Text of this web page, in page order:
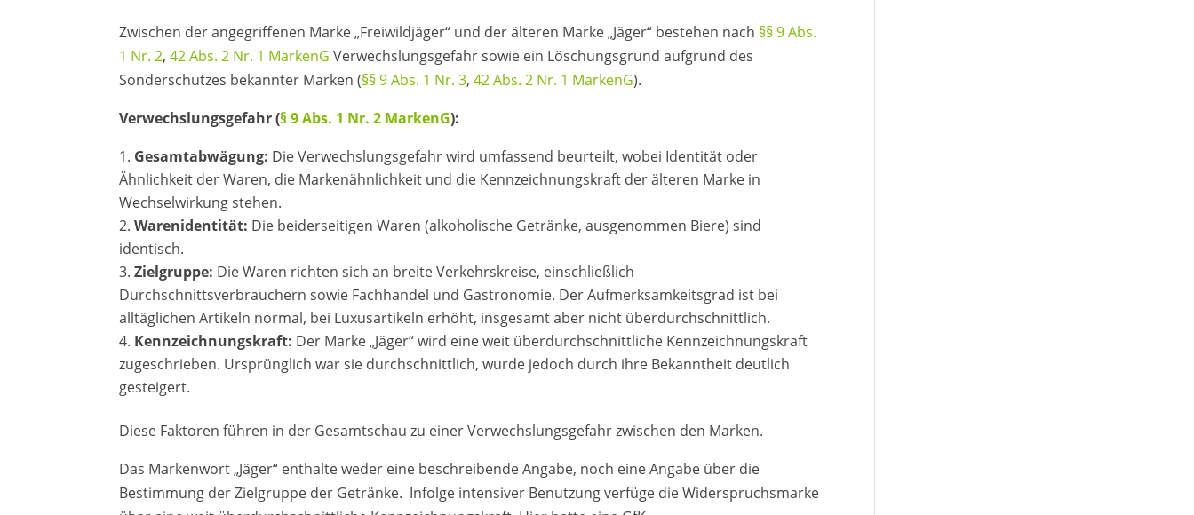
Zwischen der angegriffenen Marke „Freiwildjäger“ und der älteren Marke „Jäger“ bestehen nach §§ 9 Abs.
1 Nr. 2,42 Abs. 2 Nr. 1 MarkenG Verwechslungsgefahr sowie ein Löschungsgrund aufgrund des
Sonderschutzes bekannter Marken (§§ 9 Abs. 1 Nr. 3,42 Abs. 2 Nr. 1 MarkenG).
Verwechslungsgefahr (§ 9 Abs. 1 Nr. 2 MarkenG):
Gesamtabwägung: Die Verwechslungsgefahr wird umfassend beurteilt, wobei Identität oder
Ähnlichkeit der Waren, die Markenähnlichkeit und die Kennzeichnungskraft der älteren Marke in
Wechselwirkung stehen.
Warenidentität: Die beiderseitigen Waren (alkoholische Getränke, ausgenommen Biere) sind
identisch.
Zielgruppe: Die Waren richten sich an breite Verkehrskreise, einschließlich
Durchschnittsverbrauchern sowie Fachhandel und Gastronomie. Der Aufmerksamkeitsgrad ist bei
alltäglichen Artikeln normal, bei Luxusartikeln erhöht, insgesamt aber nicht überdurchschnittlich.
Kennzeichnungskraft: Der Marke „Jäger“ wird eine weit überdurchschnittliche Kennzeichnungskraft
zugeschrieben. Ursprünglich war sie durchschnittlich, wurde jedoch durch ihre Bekanntheit deutlich
gesteigert.
Diese Faktoren führen in der Gesamtschau zu einer Verwechslungsgefahr zwischen den Marken.
Das Markenwort „Jäger“ enthalte weder eine beschreibende Angabe, noch eine Angabe über die
Bestimmung der Zielgruppe der Getränke. Infolge intensiver Benutzung verfüge die Widerspruchsmarke